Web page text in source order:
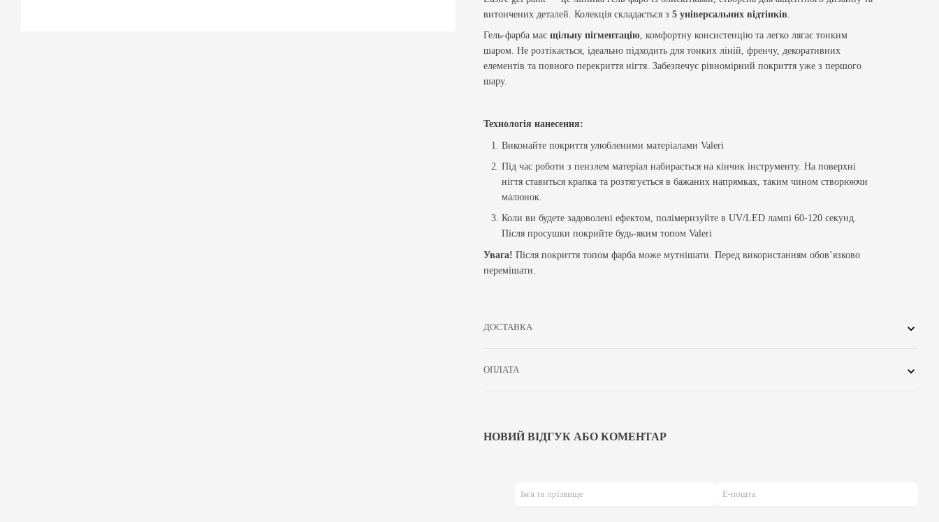
витончених деталей. Колекція складається з 5 універсальних відтінків.
Гель-фарба має щільну пігментацію, комфортну консистенцію та легко лягає тонким
шаром. Не розтікається, ідеально підходить для тонких ліній, френчу, декоративних
елементів та повного перекриття нігтя. Забезпечує рівномірний покриття уже з першого
шару.
Технологія нанесення:
Виконайте покриття улюбленими матеріалами Valeri
Під час роботи з пензлем матеріал набирається на кінчик інструменту. На поверхні
нігтя ставиться крапка та розтягується в бажаних напрямках, таким чином створюючи
малюнок.
Коли ви будете задоволені ефектом, полімеризуйте в UV/LED лампі 60-120 секунд.
Після просушки покрийте будь-яким топом Valeri
Увага! Після покриття топом фарба може мутнішати. Перед використанням обов’язково
перемішати.
ДОСТАВКА
ОПЛАТА
НОВИЙ ВІДГУК АБО КОМЕНТАР